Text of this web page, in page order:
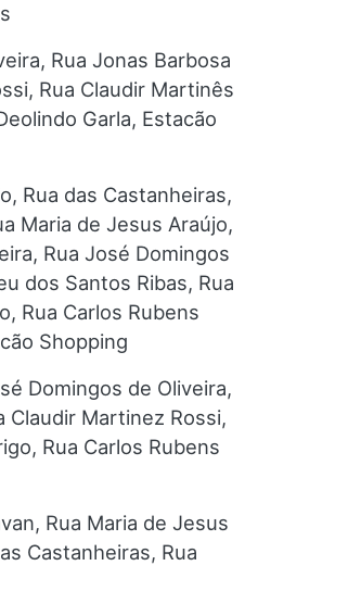
Rua Jonas Barbosa
Rua Claudir Martinês
Garla, Estacão
Rua das Castanheiras,
Maria de Jesus Araújo,
Rua José Domingos
dos Santos Ribas, Rua
Rua Carlos Rubens
Shopping
Domingos de Oliveira,
Claudir Martinez Rossi,
Rua Carlos Rubens
Rua Maria de Jesus
Castanheiras, Rua